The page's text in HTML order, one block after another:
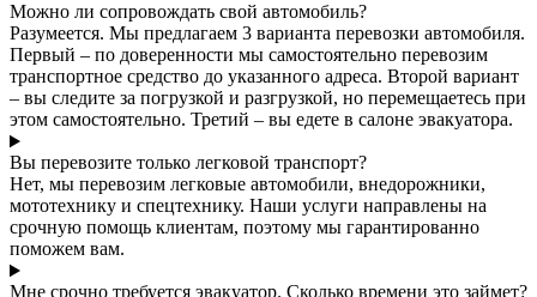
Можно ли сопровождать свой автомобиль?
Разумеется. Мы предлагаем 3 варианта перевозки автомобиля.
Первый – по доверенности мы самостоятельно перевозим
транспортное средство до указанного адреса. Второй вариант
– вы следите за погрузкой и разгрузкой, но перемещаетесь при
этом самостоятельно. Третий – вы едете в салоне эвакуатора.
Вы перевозите только легковой транспорт?
Нет, мы перевозим легковые автомобили, внедорожники,
мототехнику и спецтехнику. Наши услуги направлены на
срочную помощь клиентам, поэтому мы гарантированно
поможем вам.
Мне срочно требуется эвакуатор. Сколько времени это займет?